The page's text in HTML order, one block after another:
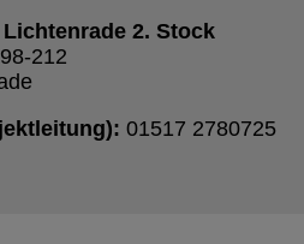
2. Stock
212
01517 2780725